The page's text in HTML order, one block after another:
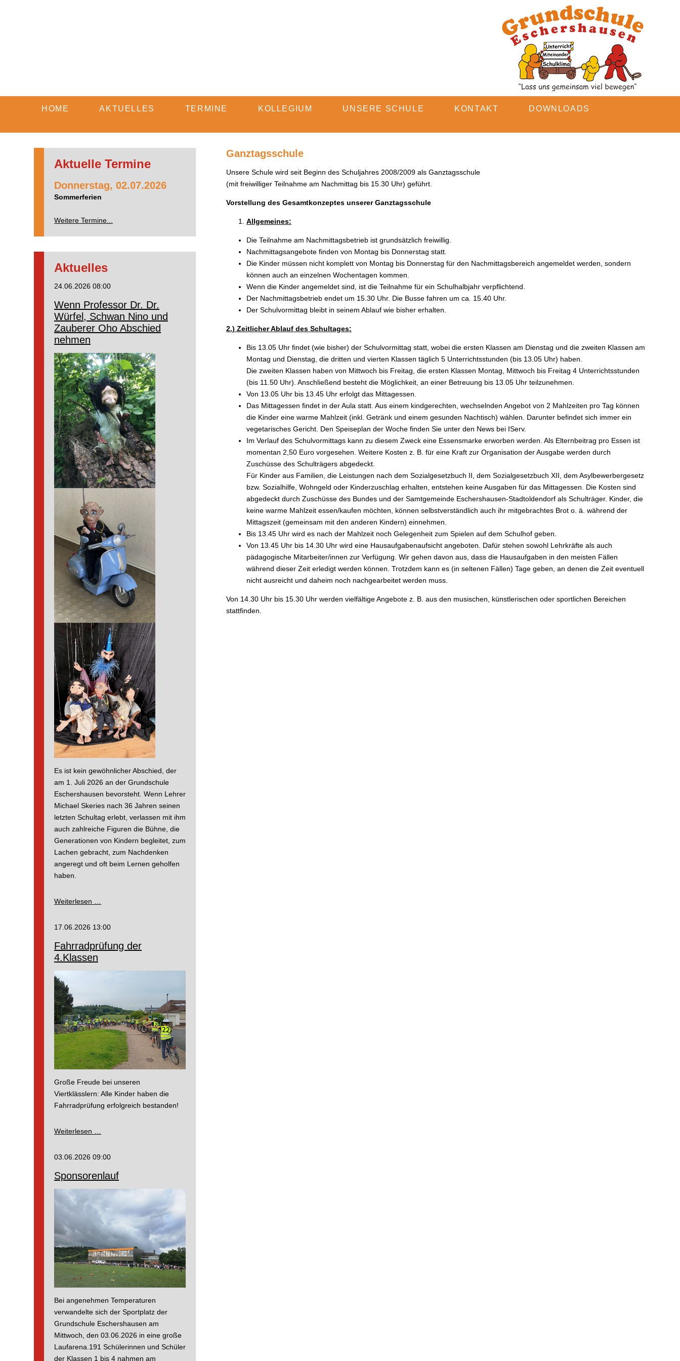
überspringen
HOME AKTUELLES TERMINE KOLLEGIUM UNSERE SCHULE KONTAKT DOWNLOADS
Aktuelle Termine
Donnerstag, 02.07.2026
Sommerferien
Weitere Termine...
Aktuelles
24.06.2026 08:00
Wenn Professor Dr. Dr.
Würfel, Schwan Nino und
Zauberer Oho Abschied
nehmen
Es ist kein gewöhnlicher Abschied, der
am 1. Juli 2026 an der Grundschule
Eschershausen bevorsteht. Wenn Lehrer
Michael Skeries nach 36 Jahren seinen
letzten Schultag erlebt, verlassen mit ihm
auch zahlreiche Figuren die Bühne, die
Generationen von Kindern begleitet, zum
Lachen gebracht, zum Nachdenken
angeregt und oft beim Lernen geholfen
haben.
Weiterlesen …
Dr.
Würfel,
Nino
Oho
Abschied
nehmen
17.06.2026 13:00
Fahrradprüfung der
4.Klassen
Große Freude bei unseren
Viertklässlern: Alle Kinder haben die
Fahrradprüfung erfolgreich bestanden!
Weiterlesen …
4.Klassen
03.06.2026 09:00
Sponsorenlauf
Bei angenehmen Temperaturen
verwandelte sich der Sportplatz der
Grundschule Eschershausen am
Mittwoch, den 03.06.2026 in eine große
Laufarena.191 Schülerinnen und Schüler
der Klassen 1 bis 4 nahmen am
Ganztagsschule
Unsere Schule wird seit Beginn des Schuljahres 2008/2009 als Ganztagsschule
(mit freiwilliger Teilnahme am Nachmittag bis 15.30 Uhr) geführt.
Vorstellung des Gesamtkonzeptes unserer Ganztagsschule
Allgemeines:
Die Teilnahme am Nachmittagsbetrieb ist grundsätzlich freiwillig.
Nachmittagsangebote finden von Montag bis Donnerstag statt.
Die Kinder müssen nicht komplett von Montag bis Donnerstag für den Nachmittagsbereich angemeldet werden, sondern
können auch an einzelnen Wochentagen kommen.
Wenn die Kinder angemeldet sind, ist die Teilnahme für ein Schulhalbjahr verpflichtend.
Der Nachmittagsbetrieb endet um 15.30 Uhr. Die Busse fahren um ca. 15.40 Uhr.
Der Schulvormittag bleibt in seinem Ablauf wie bisher erhalten.
2.) Zeitlicher Ablauf des Schultages:
Bis 13.05 Uhr findet (wie bisher) der Schulvormittag statt, wobei die ersten Klassen am Dienstag und die zweiten Klassen am
Montag und Dienstag, die dritten und vierten Klassen täglich 5 Unterrichtsstunden (bis 13.05 Uhr) haben.
Die zweiten Klassen haben von Mittwoch bis Freitag, die ersten Klassen Montag, Mittwoch bis Freitag 4 Unterrichtsstunden
(bis 11.50 Uhr). Anschließend besteht die Möglichkeit, an einer Betreuung bis 13.05 Uhr teilzunehmen.
Von 13.05 Uhr bis 13.45 Uhr erfolgt das Mittagessen.
Das Mittagessen findet in der Aula statt. Aus einem kindgerechten, wechselnden Angebot von 2 Mahlzeiten pro Tag können
die Kinder eine warme Mahlzeit (inkl. Getränk und einem gesunden Nachtisch) wählen. Darunter befindet sich immer ein
vegetarisches Gericht. Den Speiseplan der Woche finden Sie unter den News bei IServ.
Im Verlauf des Schulvormittags kann zu diesem Zweck eine Essensmarke erworben werden. Als Elternbeitrag pro Essen ist
momentan 2,50 Euro vorgesehen. Weitere Kosten z. B. für eine Kraft zur Organisation der Ausgabe werden durch
Zuschüsse des Schulträgers abgedeckt.
Für Kinder aus Familien, die Leistungen nach dem Sozialgesetzbuch II, dem Sozialgesetzbuch XII, dem Asylbewerbergesetz
bzw. Sozialhilfe, Wohngeld oder Kinderzuschlag erhalten, entstehen keine Ausgaben für das Mittagessen. Die Kosten sind
abgedeckt durch Zuschüsse des Bundes und der Samtgemeinde Eschershausen-Stadtoldendorf als Schulträger. Kinder, die
keine warme Mahlzeit essen/kaufen möchten, können selbstverständlich auch ihr mitgebrachtes Brot o. ä. während der
Mittagszeit (gemeinsam mit den anderen Kindern) einnehmen.
Bis 13.45 Uhr wird es nach der Mahlzeit noch Gelegenheit zum Spielen auf dem Schulhof geben.
Von 13.45 Uhr bis 14.30 Uhr wird eine Hausaufgabenaufsicht angeboten. Dafür stehen sowohl Lehrkräfte als auch
pädagogische Mitarbeiter/innen zur Verfügung. Wir gehen davon aus, dass die Hausaufgaben in den meisten Fällen
während dieser Zeit erledigt werden können. Trotzdem kann es (in seltenen Fällen) Tage geben, an denen die Zeit eventuell
nicht ausreicht und daheim noch nachgearbeitet werden muss.
Von 14.30 Uhr bis 15.30 Uhr werden vielfältige Angebote z. B. aus den musischen, künstlerischen oder sportlichen Bereichen
stattfinden.